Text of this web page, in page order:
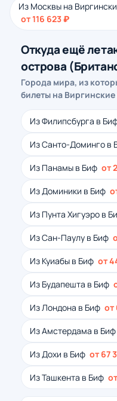
Из Москвы на
от 116 623 ₽
Откуда ещё
острова
Города мира, из
билеты на
Из Филипсбурга в
Из Санто-Доминго в
Из Панамы в Биф от
Из Доминики в Биф
Из Пунта Хигуэро в
Из Сан-Паулу в Биф
Из Куиабы в Биф от
Из Будапешта в Биф
Из Лондона в Биф от
Из Амстердама в Биф
Из Дохи в Биф от 67
Из Ташкента в Биф